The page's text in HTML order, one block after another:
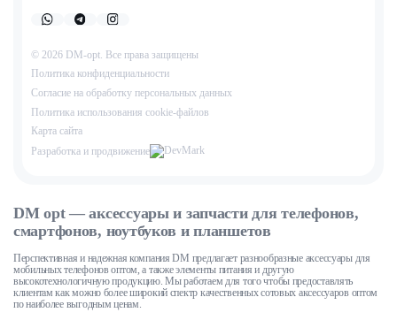
© 2026 DM-opt. Все права защищены
Политика конфиденциальности
Согласие на обработку персональных данных
Пoлитикa иcпoльзoвaния cookie-фaйлoв
Карта сайта
Разработка и продвижение
DM opt — аксессуары и запчасти для телефонов,
смартфонов, ноутбуков и планшетов
Перспективная и надежная компания DM предлагает разнообразные аксессуары для
мобильных телефонов оптом, а также элементы питания и другую
высокотехнологичную продукцию. Мы работаем для того чтобы предоставлять
клиентам как можно более широкий спектр качественных сотовых аксессуаров оптом
по наиболее выгодным ценам.